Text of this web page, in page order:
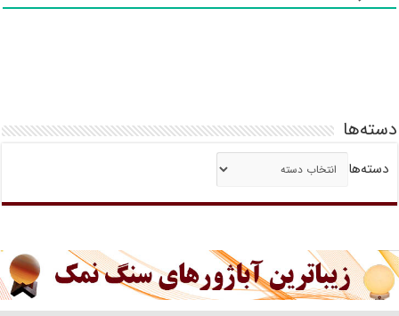
دسته‌ها
دسته‌ها